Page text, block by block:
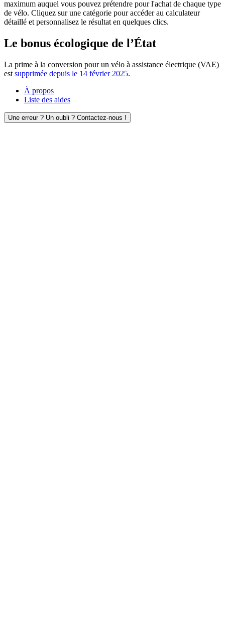
maximum auquel vous pouvez prétendre pour l'achat de chaque type
de vélo. Cliquez sur une catégorie pour accéder au calculateur
détaillé et personnalisez le résultat en quelques clics.
Le bonus écologique de l’État
La prime à la conversion pour un vélo à assistance électrique (VAE)
est supprimée depuis le 14 février 2025.
À propos
Liste des aides
Une erreur ? Un oubli ? Contactez-nous !